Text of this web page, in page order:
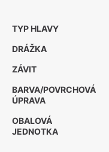
TYP HLAVY
DRÁŽKA
ZÁVIT
BARVA/POVRCHOVÁ
ÚPRAVA
OBALOVÁ
JEDNOTKA